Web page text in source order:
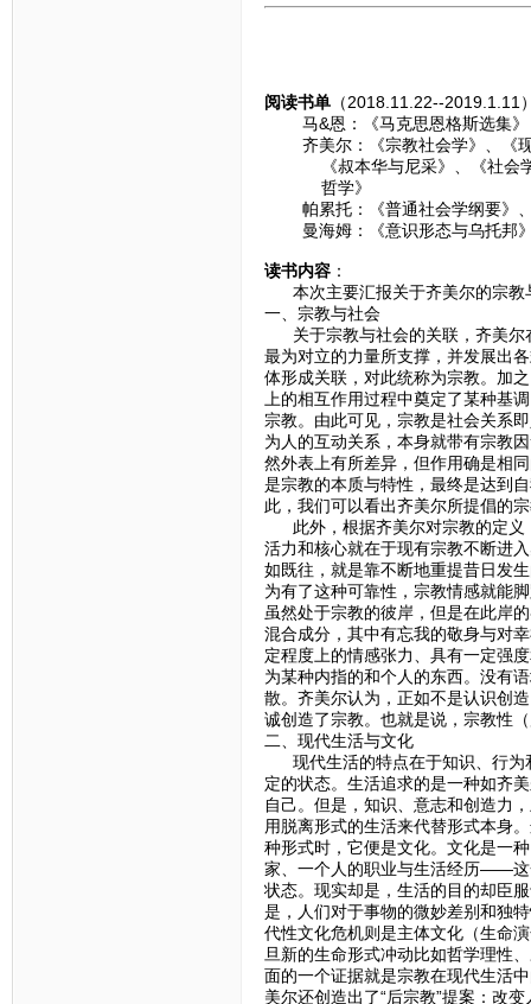
阅读书单（2018.11.22--2019.1.11
马&恩：《马克思恩格斯选集》
齐美尔：《宗教社会学》、《现
《叔本华与尼采》、《社会学--
哲学》
帕累托：《普通社会学纲要》、
曼海姆：《意识形态与乌托邦》
读书内容：
本次主要汇报关于齐美尔的宗教
一、宗教与社会
关于宗教与社会的关联，齐美尔
最为对立的力量所支撑，并发展出
体形成关联，对此统称为宗教。加
上的相互作用过程中奠定了某种基
宗教。由此可见，宗教是社会关系
为人的互动关系，本身就带有宗教
然外表上有所差异，但作用确是相
是宗教的本质与特性，最终是达到
此，我们可以看出齐美尔所提倡的
此外，根据齐美尔对宗教的定义
活力和核心就在于现有宗教不断进
如既往，就是靠不断地重提昔日发
为有了这种可靠性，宗教情感就能
虽然处于宗教的彼岸，但是在此岸
混合成分，其中有忘我的敬身与对
定程度上的情感张力、具有一定强
为某种内指的和个人的东西。没有
散。齐美尔认为，正如不是认识创
诚创造了宗教。也就是说，宗教性
二、现代生活与文化
现代生活的特点在于知识、行为
定的状态。生活追求的是一种如齐
自己。但是，知识、意志和创造力
用脱离形式的生活来代替形式本身
种形式时，它便是文化。文化是一
家、一个人的职业与生活经历——这
状态。现实却是，生活的目的却臣
是，人们对于事物的微妙差别和独
代性文化危机则是主体文化（生命
旦新的生命形式冲动比如哲学理性
面的一个证据就是宗教在现代生活
美尔还创造出了“后宗教”提案：改